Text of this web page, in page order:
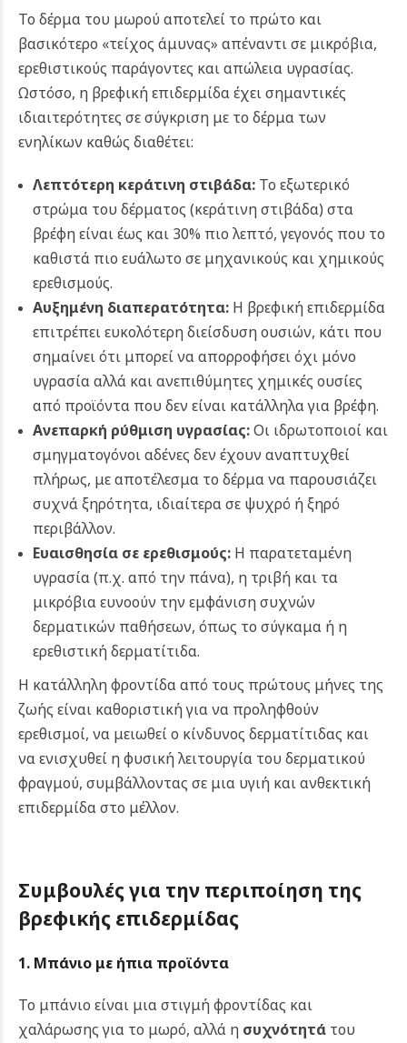
Το δέρμα του μωρού αποτελεί το πρώτο και
βασικότερο «τείχος άμυνας» απέναντι σε μικρόβια,
ερεθιστικούς παράγοντες και απώλεια υγρασίας.
Ωστόσο, η βρεφική επιδερμίδα έχει σημαντικές
ιδιαιτερότητες σε σύγκριση με το δέρμα των
ενηλίκων καθώς διαθέτει:
Λεπτότερη κεράτινη στιβάδα:Το εξωτερικό
στρώμα του δέρματος (κεράτινη στιβάδα) στα
βρέφη είναι έως και 30% πιο λεπτό, γεγονός που το
καθιστά πιο ευάλωτο σε μηχανικούς και χημικούς
ερεθισμούς.
Αυξημένη διαπερατότητα:Η βρεφική επιδερμίδα
επιτρέπει ευκολότερη διείσδυση ουσιών, κάτι που
σημαίνει ότι μπορεί να απορροφήσει όχι μόνο
υγρασία αλλά και ανεπιθύμητες χημικές ουσίες
από προϊόντα που δεν είναι κατάλληλα για βρέφη.
Ανεπαρκή ρύθμιση υγρασίας:Οι ιδρωτοποιοί και
σμηγματογόνοι αδένες δεν έχουν αναπτυχθεί
πλήρως, με αποτέλεσμα το δέρμα να παρουσιάζει
συχνά ξηρότητα, ιδιαίτερα σε ψυχρό ή ξηρό
περιβάλλον.
Ευαισθησία σε ερεθισμούς:Η παρατεταμένη
υγρασία (π.χ. από την πάνα), η τριβή και τα
μικρόβια ευνοούν την εμφάνιση συχνών
δερματικών παθήσεων, όπως το σύγκαμα ή η
ερεθιστική δερματίτιδα.
Η κατάλληλη φροντίδα από τους πρώτους μήνες της
ζωής είναι καθοριστική για να προληφθούν
ερεθισμοί, να μειωθεί ο κίνδυνος δερματίτιδας και
να ενισχυθεί η φυσική λειτουργία του δερματικού
φραγμού, συμβάλλοντας σε μια υγιή και ανθεκτική
επιδερμίδα στο μέλλον.
Συμβουλές για την περιποίηση της
βρεφικής επιδερμίδας
1. Μπάνιο με ήπια προϊόντα
Το μπάνιο είναι μια στιγμή φροντίδας και
χαλάρωσης για το μωρό, αλλά η συχνότητά του